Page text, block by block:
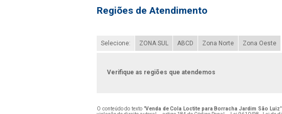
Regiões de Atendimento
Selecione: ZONA SUL ABCD Zona Norte Zona Oeste
Verifique as regiões que atendemos
O conteúdo do texto "Venda de Cola Loctite para Borracha Jardim São Luiz